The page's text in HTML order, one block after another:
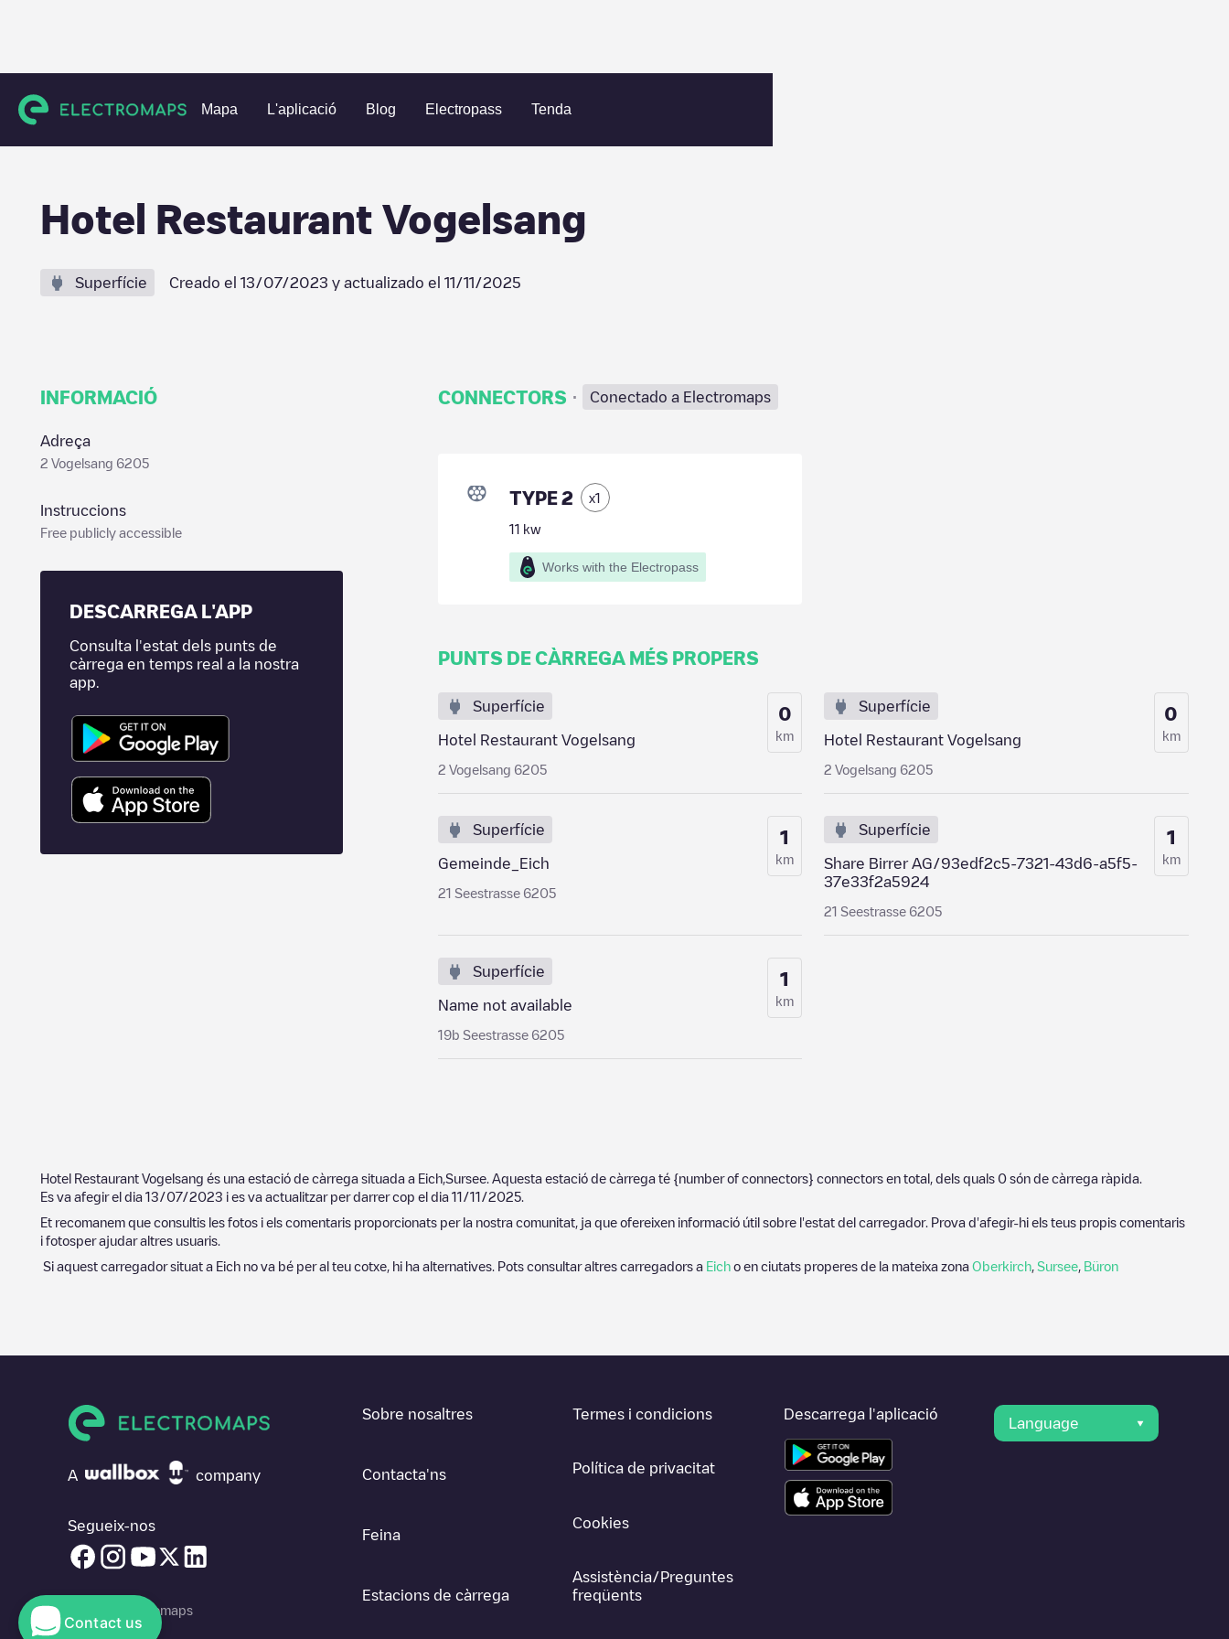
Mapa L'aplicació Blog Electropass Tenda
Charging stations Suïssa Sursee Eich Hotel Restaurant Vogelsang
Hotel Restaurant Vogelsang
Superfície Creado el 13/07/2023 y actualizado el 11/11/2025
INFORMACIÓ
Adreça
2 Vogelsang 6205
Instruccions
Free publicly accessible
DESCARREGA L'APP
Consulta l'estat dels punts de
càrrega en temps real a la nostra
app.
CONNECTORS · Conectado a Electromaps
TYPE 2 x1
11 kw
Works with the Electropass
PUNTS DE CÀRREGA MÉS PROPERS
Superfície
Hotel Restaurant Vogelsang
2 Vogelsang 6205
0
km
Superfície
Hotel Restaurant Vogelsang
2 Vogelsang 6205
0
km
Superfície
Gemeinde_Eich
21 Seestrasse 6205
1
km
Superfície
Share Birrer AG/93edf2c5-7321-43d6-a5f5-
37e33f2a5924
21 Seestrasse 6205
1
km
Superfície
Name not available
19b Seestrasse 6205
1
km
Hotel Restaurant Vogelsang és una estació de càrrega situada a Eich Sursee . Aquesta estació de càrrega té {number of connectors} connectors en total, dels quals 0 són de càrrega ràpida.
Es va afegir el dia 13/07/2023 i es va actualitzar per darrer cop el dia 11/11/2025
Et recomanem que consultis les fotos i els comentaris proporcionats per la nostra comunitat, ja que ofereixen informació útil sobre l'estat del carregador. Prova d'afegir-hi els teus propis comentaris
i fotosper ajudar altres usuaris.
Si aquest carregador situat a Eich no va bé per al teu cotxe, hi ha alternatives. Pots consultar altres carregadors a Eich o en ciutats properes de la mateixa zona Oberkirch Sursee Büron
A company
Segueix-nos
© 2026 Electromaps
Sobre nosaltres
Contacta'ns
Feina
Estacions de càrrega
Termes i condicions
Política de privacitat
Cookies
Assistència/Preguntes
freqüents
Descarrega l'aplicació
Language
Contact us